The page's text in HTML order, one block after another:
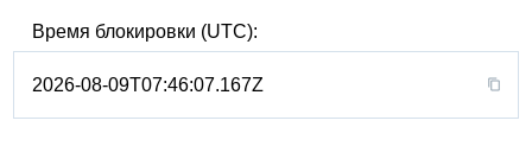
Время блокировки (UTC):
2026-08-09T07:46:07.167Z